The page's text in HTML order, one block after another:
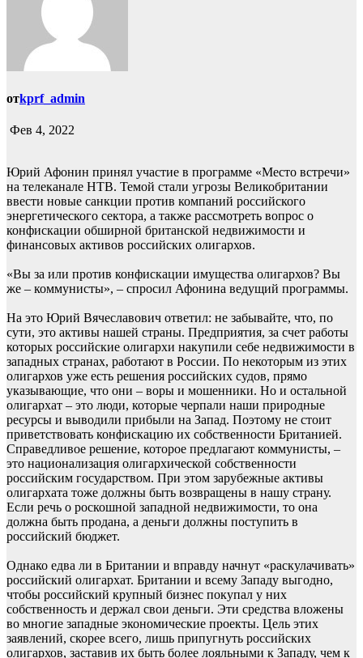
отkprf_admin
Фев 4, 2022
Юрий Афонин принял участие в программе «Место встречи»
на телеканале НТВ. Темой стали угрозы Великобритании
ввести новые санкции против компаний российского
энергетического сектора, а также рассмотреть вопрос о
конфискации обширной британской недвижимости и
финансовых активов российских олигархов.
«Вы за или против конфискации имущества олигархов? Вы
же – коммунисты», – спросил Афонина ведущий программы.
На это Юрий Вячеславович ответил: не забывайте, что, по
сути, это активы нашей страны. Предприятия, за счет работы
которых российские олигархи накупили себе недвижимости в
западных странах, работают в России. По некоторым из этих
олигархов уже есть решения российских судов, прямо
указывающие, что они – воры и мошенники. Но и остальной
олигархат – это люди, которые черпали наши природные
ресурсы и выводили прибыли на Запад. Поэтому не стоит
приветствовать конфискацию их собственности Британией.
Справедливое решение, которое предлагают коммунисты, –
это национализация олигархической собственности
российским государством. При этом зарубежные активы
олигархата тоже должны быть возвращены в нашу страну.
Если речь о роскошной западной недвижимости, то она
должна быть продана, а деньги должны поступить в
российский бюджет.
Однако едва ли в Британии и вправду начнут «раскулачивать»
российский олигархат. Британии и всему Западу выгодно,
чтобы российский крупный бизнес покупал у них
собственность и держал свои деньги. Эти средства вложены
во многие западные экономические проекты. Цель этих
заявлений, скорее всего, лишь припугнуть российских
олигархов, заставив их быть более лояльными к Западу, чем к